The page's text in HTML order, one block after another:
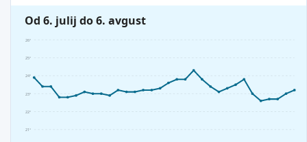
Od 6. julij do 6. avgust
21°
22°
23°
24°
25°
26°